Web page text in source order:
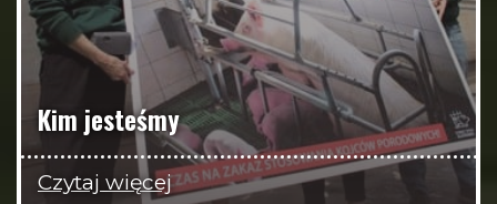
Kim jesteśmy
Czytaj więcej